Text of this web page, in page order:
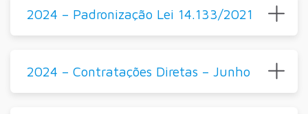
2024 – Padronização Lei 14.133/2021
2024 – Contratações Diretas – Junho